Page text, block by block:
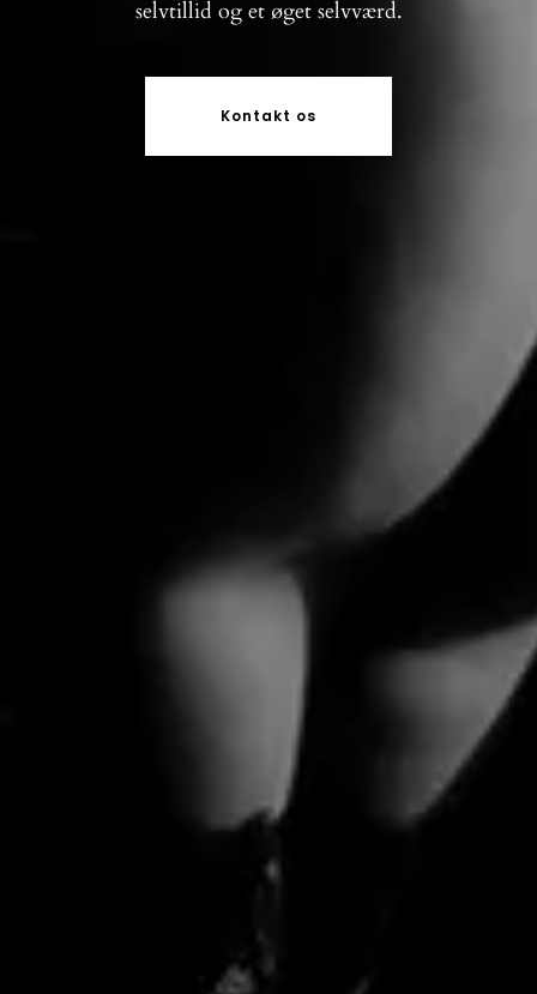
selvtillid og et øget selvværd.
Kontakt os